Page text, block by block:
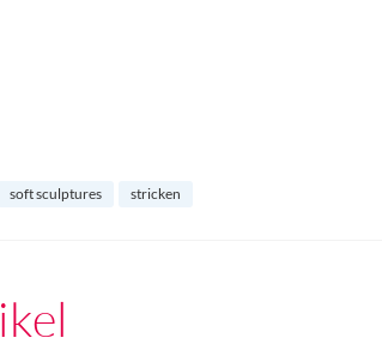
soft sculptures stricken